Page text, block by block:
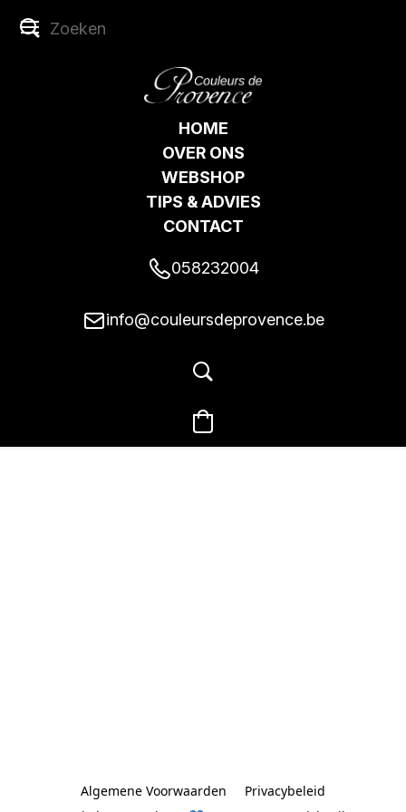
HOME
OVER ONS
WEBSHOP
TIPS & ADVIES
CONTACT
058232004
info@couleursdeprovence.be
Algemene Voorwaarden
Privacybeleid